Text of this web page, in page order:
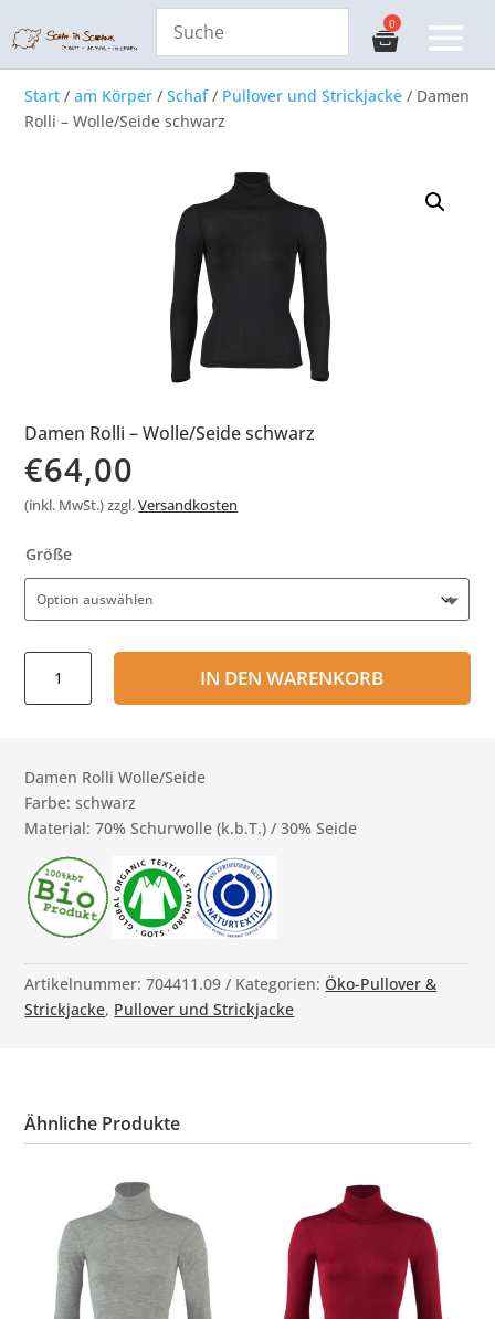
Start /am Körper /Schaf/ Pullover und Strickjacke / Damen
Rolli – Wolle/Seide schwarz
Damen Rolli – Wolle/Seide schwarz
€64,00
(inkl. MwSt.) zzgl.Versandkosten
Damen Rolli Wolle/Seide
Farbe: schwarz
Material: 70% Schurwolle (k.b.T.) / 30% Seide
Größe
Menge
IN DEN WARENKORB
Artikelnummer:704411.09 Kategorien:Öko-Pullover &
Strickjacke, Pullover und Strickjacke
Ähnliche Produkte